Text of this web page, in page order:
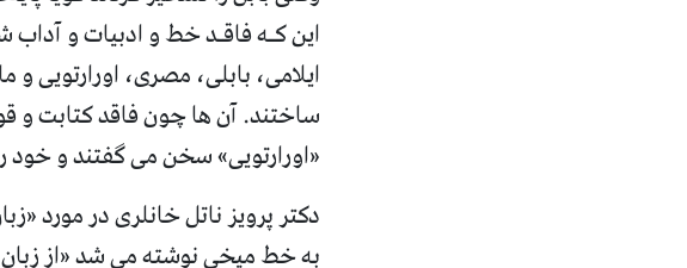
این كـه فاقـد خط و ادبیات و
ایلامی، بابلی، مصری، اورارتویی
ساختند. آن ها چون فاقد کتابت و
«اورارتویی» سخن می گفتند و خود
دکتر پرویز ناتل خانلری در مورد